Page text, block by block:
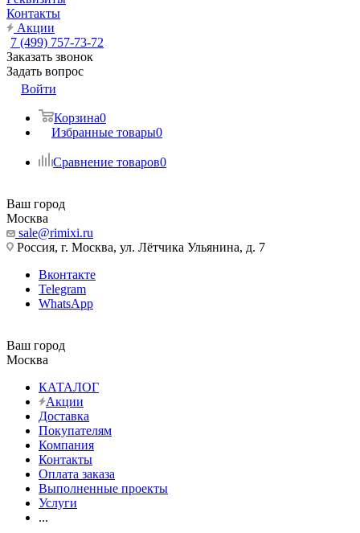
Контакты
Акции
7 (499) 757-73-72
Заказать звонок
Задать вопрос
Войти
Корзина0
Избранные товары0
Сравнение товаров0
Ваш город
Москва
sale@rimixi.ru
Россия, г. Москва, ул. Лётчика Ульянина, д. 7
Вконтакте
Telegram
WhatsApp
Ваш город
Москва
КАТАЛОГ
Акции
Доставка
Покупателям
Компания
Контакты
Оплата заказа
Выполненные проекты
Услуги
...